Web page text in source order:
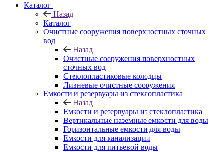
Каталог
Назад
Каталог
Очистные сооружения поверхностных сточных
вод
Назад
Очистные сооружения поверхностных
сточных вод
Стеклопластиковые колодцы
Ливневые очистные сооружения
Емкости и резервуары из стеклопластика
Назад
Емкости и резервуары из стеклопластика
Вертикальные наземные емкости для воды
Горизонтальные емкости для воды
Емкости для канализации
Емкости для питьевой воды